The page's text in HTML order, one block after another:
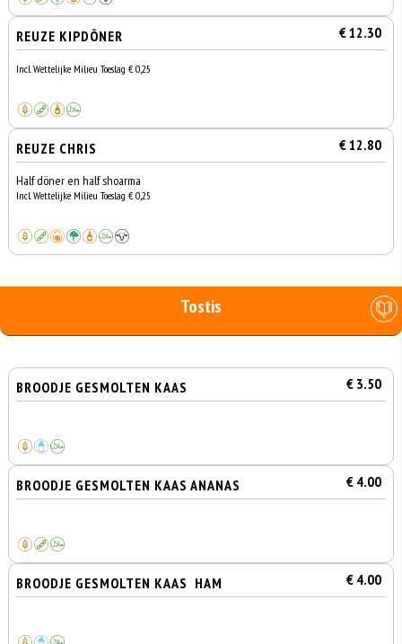
REUZE KIPDÖNER € 12.30
Incl. Wettelijke Milieu Toeslag € 0,25
REUZE CHRIS € 12.80
Half döner en half shoarma
Incl. Wettelijke Milieu Toeslag € 0,25
Tostis
BROODJE GESMOLTEN KAAS € 3.50
BROODJE GESMOLTEN KAAS ANANAS € 4.00
BROODJE GESMOLTEN KAAS HAM € 4.00